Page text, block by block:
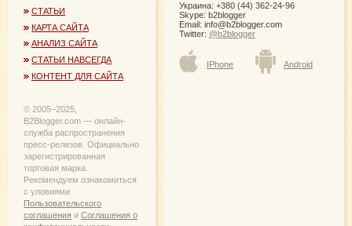
СТАТЬИ
КАРТА САЙТА
АНАЛИЗ САЙТА
СТАТЬИ НАВСЕГДА
КОНТЕНТ ДЛЯ САЙТА
© 2005−2025,
B2Blogger.com — онлайн-
служба распространения
пресс-релизов. Официально
зарегистрированная
торговая марка.
Рекомендуем ознакомиться
с уловиями
Пользовательского
соглашения и Соглашения о
Украина: +380 (44) 362-24-96
Skype: b2blogger
Email: info@b2blogger.com
Twitter: @b2blogger
IPhone Android